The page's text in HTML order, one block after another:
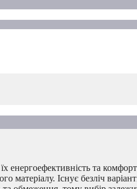
енергоефективність та
матеріалу. Існує безліч